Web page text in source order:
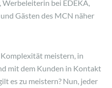
Werbeleiterin bei EDEKA,
Gästen des MCN näher
meistern, in
mit dem Kunden in Kontakt
es zu meistern? Nun, jeder